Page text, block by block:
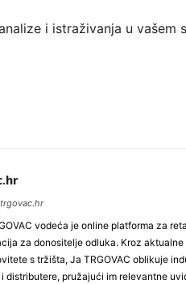
i istraživanja u vašem
vodeća je online platforma za
za donositelje odluka. Kroz
s tržišta, Ja TRGOVAC oblikuje
distributere, pružajući im relevantne